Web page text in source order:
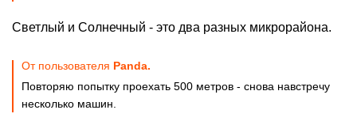
Светлый и Солнечный - это два разных микрорайона.
От пользователя Panda.
Повторяю попытку проехать 500 метров - снова навстречу
несколько машин.